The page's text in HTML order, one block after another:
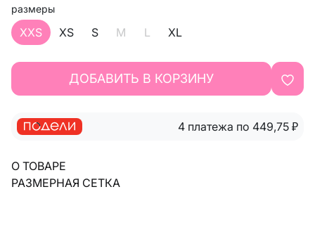
размеры
XXS XS S M L XL
ДОБАВИТЬ В КОРЗИНУ
4 платежа по 449,75 ₽
О ТОВАРЕ
РАЗМЕРНАЯ СЕТКА